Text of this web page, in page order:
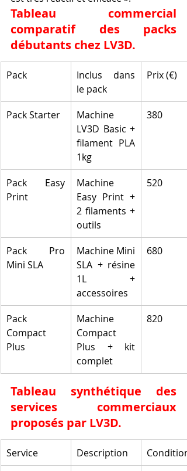
Tableau commercial
comparatif des packs
débutants chez LV3D.
Pack
Inclus dans
le pack
Prix (€)
Pack Starter
Machine
LV3D Basic +
filament PLA
1kg
380
Pack Easy
Print
Machine
Easy Print +
2 filaments +
outils
520
Pack Pro
Mini SLA
Machine Mini
SLA + résine
1L +
accessoires
680
Pack
Compact
Plus
Machine
Compact
Plus + kit
complet
820
Tableau synthétique des
services commerciaux
proposés par LV3D.
Service Description